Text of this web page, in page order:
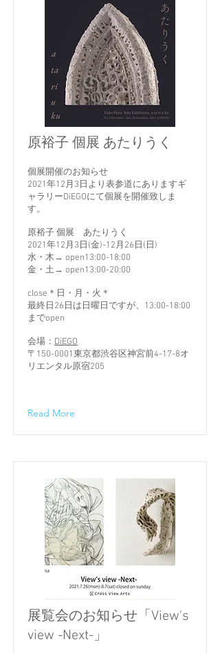
原裕子 個展 あたりうく
個展開催のお知らせ
2021年12月3日より表参道にありますギ
ャラリーDiEGOにて個展を開催致しま
す。
原裕子 個展 あたりうく
2021年12月3日(金)-12月26日(日)
水・木→ open13:00-18:00
金・土→ open13:00-20:00
close＊日・月・火＊
最終日26日は日曜日ですが、13:00-18:00
までopen
会場： DiEGO
〒150-0001東京都渋谷区神宮前4-17-8オ
リエンタル原宿205
Read More
展覧会のお知らせ「View's
view -Next-」